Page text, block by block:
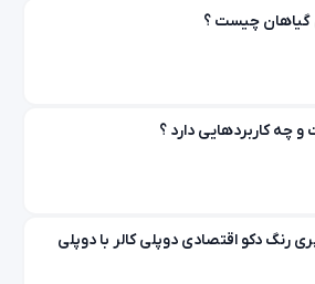
گیاهان چیست ؟
چه کاربردهایی دارد ؟
رنگ دکو اقتصادی دوپلی کالر با دوپلی